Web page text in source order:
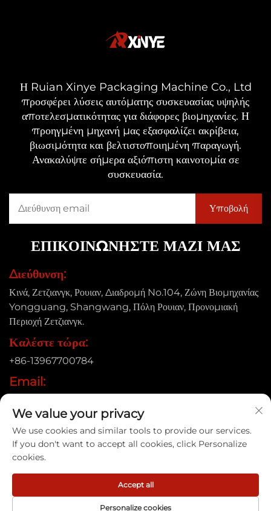
Η Ruian Xinye Packaging Machine Co., Ltd
προσφέρει λύσεις αυτόματης συσκευασίας υψηλής
αποτελεσματικότητας για διάφορες βιομηχανίες. Η
προηγμένη μηχανή μας εξασφαλίζει ακρίβεια,
βιωσιμότητα και βελτιστοποιημένη παραγωγή.
Ανακαλύψτε σήμερα αξιόπιστη καινοτομία σε
συσκευασία.
ΕΠΙΚΟΙΝΩΝΗΣΤΕ ΜΑΖΙ ΜΑΣ
Διεύθυνση:
Κινά, Ζετζιανγκ, Ρουιαν, Διαδρομή No.104, Ζώνη Βιομηχανίας
Yongguang, Shangwang, Πόλη Ρουιαν, Προνομιακή
Περιοχή Ζετζιανγκ.
Καλέστε τώρα:
+86-13967700784
Email:
Δικαιώματα πνευματικής ιδιοκτησίας © 2025 Ruian Xinye
Packaging Machine Co., Ltd |
We value your privacy
We use cookies and similar tools to provide our services.
If you don't want to accept all cookies, click Personalize
cookies.
Personalize cookies
Accept all